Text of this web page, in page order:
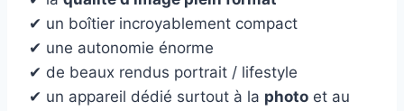
✔ un boîtier incroyablement compact
✔ une autonomie énorme
✔ de beaux rendus portrait / lifestyle
✔ un appareil dédié surtout à la photo et au